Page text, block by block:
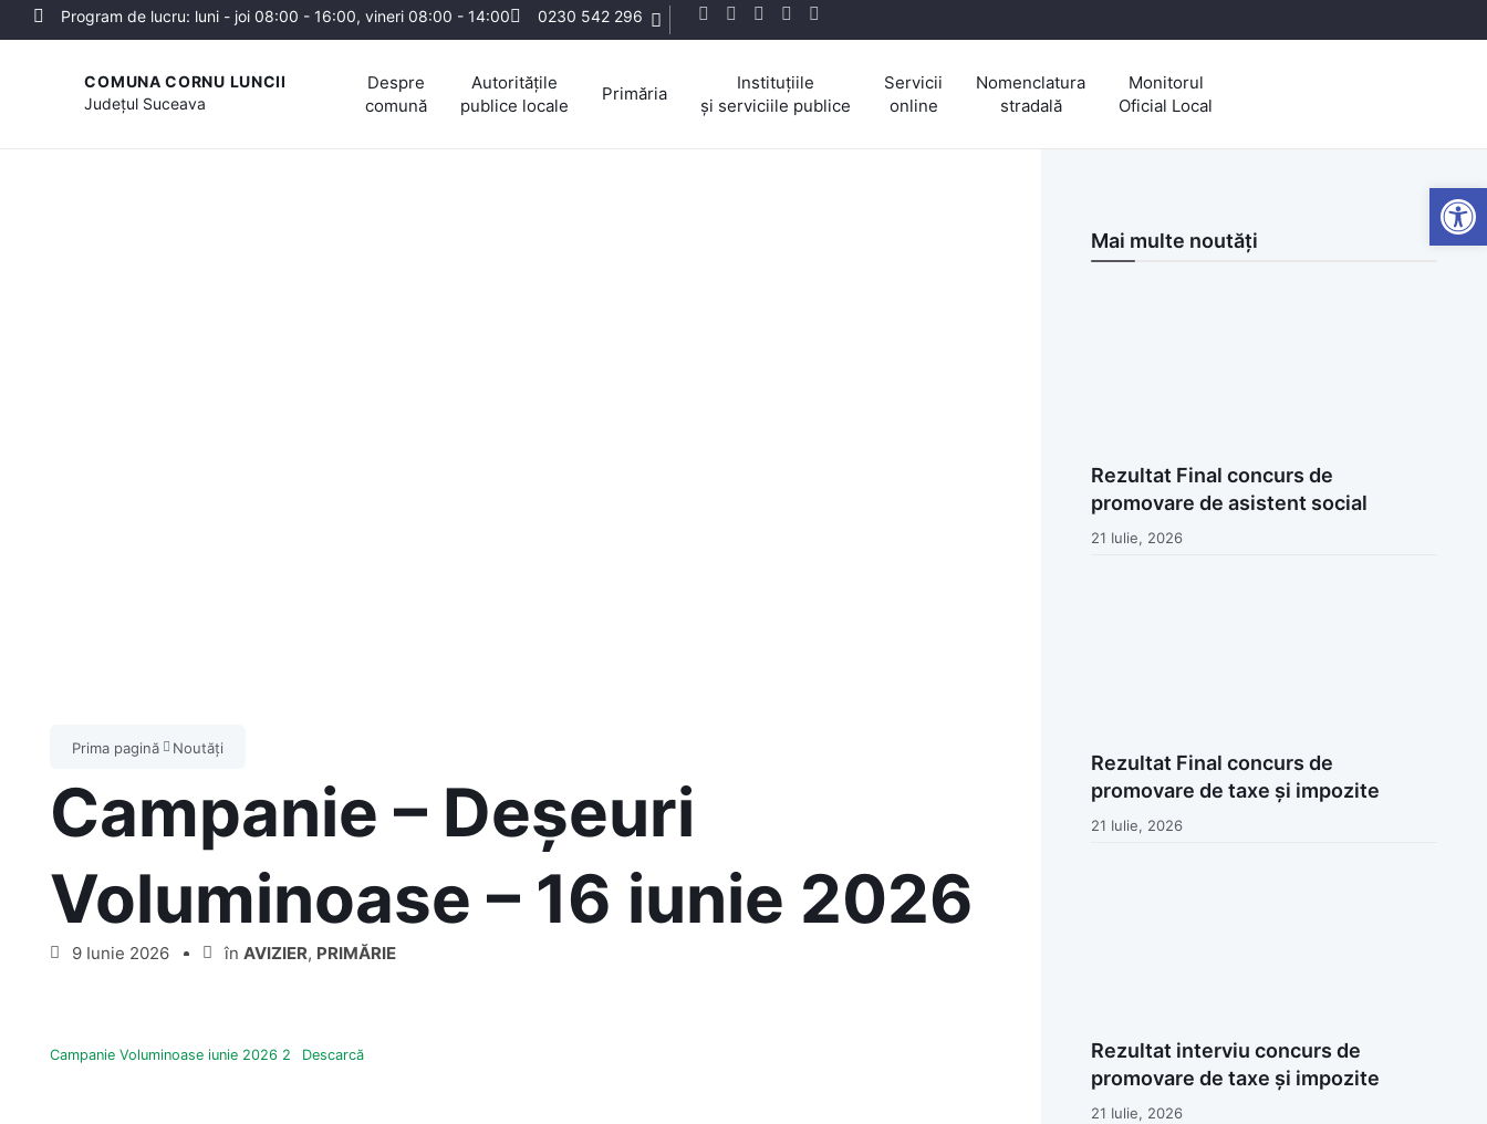
Program de lucru: luni - joi 08:00 - 16:00, vineri 08:00 - 14:00 0230 542 296
COMUNA CORNU LUNCII
Județul Suceava
Despre
comună
Autoritățile
publice locale
Primăria
Instituțiile
și serviciile publice
Servicii
online
Nomenclatura
stradală
Monitorul
Oficial Local
Prima pagină Noutăți
Campanie – Deșeuri
Voluminoase – 16 iunie 2026
9 Iunie 2026 în AVIZIER, PRIMĂRIE
Campanie Voluminoase iunie 2026 2 Descarcă
Mai multe noutăți
Rezultat Final concurs de
promovare de asistent social
21 Iulie, 2026
Rezultat Final concurs de
promovare de taxe și impozite
21 Iulie, 2026
Rezultat interviu concurs de
promovare de taxe și impozite
21 Iulie, 2026